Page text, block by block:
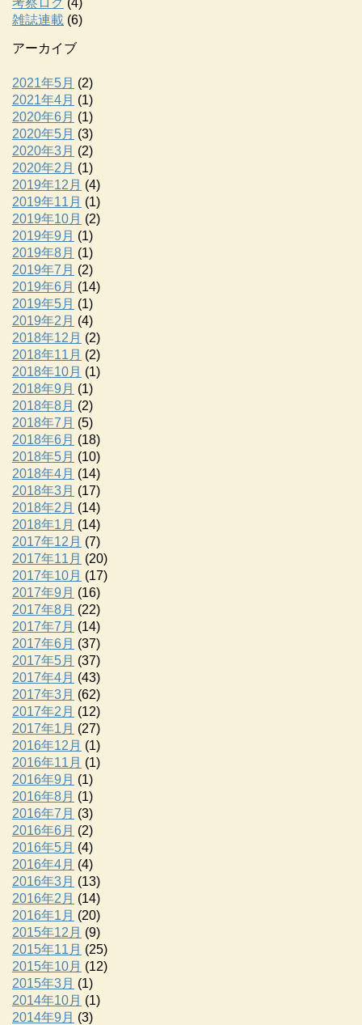
雑誌連載 (6)
アーカイブ
2021年5月 (2)
2021年4月 (1)
2020年6月 (1)
2020年5月 (3)
2020年3月 (2)
2020年2月 (1)
2019年12月 (4)
2019年11月 (1)
2019年10月 (2)
2019年9月 (1)
2019年8月 (1)
2019年7月 (2)
2019年6月 (14)
2019年5月 (1)
2019年2月 (4)
2018年12月 (2)
2018年11月 (2)
2018年10月 (1)
2018年9月 (1)
2018年8月 (2)
2018年7月 (5)
2018年6月 (18)
2018年5月 (10)
2018年4月 (14)
2018年3月 (17)
2018年2月 (14)
2018年1月 (14)
2017年12月 (7)
2017年11月 (20)
2017年10月 (17)
2017年9月 (16)
2017年8月 (22)
2017年7月 (14)
2017年6月 (37)
2017年5月 (37)
2017年4月 (43)
2017年3月 (62)
2017年2月 (12)
2017年1月 (27)
2016年12月 (1)
2016年11月 (1)
2016年9月 (1)
2016年8月 (1)
2016年7月 (3)
2016年6月 (2)
2016年5月 (4)
2016年4月 (4)
2016年3月 (13)
2016年2月 (14)
2016年1月 (20)
2015年12月 (9)
2015年11月 (25)
2015年10月 (12)
2015年3月 (1)
2014年10月 (1)
2014年9月 (3)